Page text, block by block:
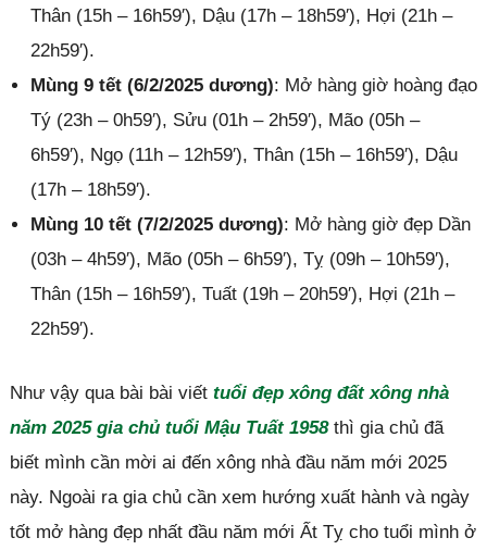
Thân (15h – 16h59′), Dậu (17h – 18h59′), Hợi (21h –
22h59′).
Mùng 9 tết (6/2/2025 dương): Mở hàng giờ hoàng đạo
Tý (23h – 0h59′), Sửu (01h – 2h59′), Mão (05h –
6h59′), Ngọ (11h – 12h59′), Thân (15h – 16h59′), Dậu
(17h – 18h59′).
Mùng 10 tết (7/2/2025 dương): Mở hàng giờ đẹp Dần
(03h – 4h59′), Mão (05h – 6h59′), Tỵ (09h – 10h59′),
Thân (15h – 16h59′), Tuất (19h – 20h59′), Hợi (21h –
22h59′).
Như vậy qua bài bài viết tuổi đẹp xông đất xông nhà
năm 2025 gia chủ tuổi Mậu Tuất 1958thì gia chủ đã
biết mình cần mời ai đến xông nhà đầu năm mới 2025
này. Ngoài ra gia chủ cần xem hướng xuất hành và ngày
tốt mở hàng đẹp nhất đầu năm mới Ất Tỵ cho tuổi mình ở